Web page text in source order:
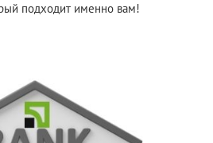
подходит именно вам!